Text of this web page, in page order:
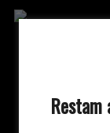
Restam
Skip